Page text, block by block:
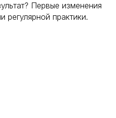
Первые изменения
регулярной практики.